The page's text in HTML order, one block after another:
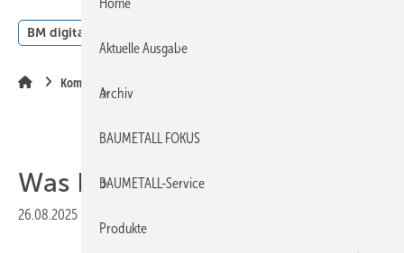
BM digital
Kommentar
Was Lautes am Start
26.08.2025
Home
Aktuelle Ausgabe
Archiv
BAUMETALL FOKUS
BAUMETALL-Service
Produkte